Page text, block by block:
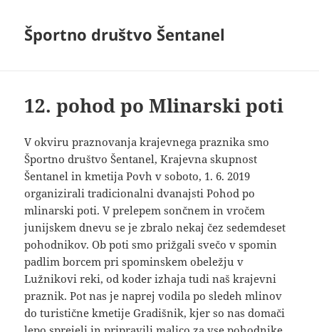
Športno društvo Šentanel
12. pohod po Mlinarski poti
V okviru praznovanja krajevnega praznika smo
Športno društvo Šentanel, Krajevna skupnost
Šentanel in kmetija Povh v soboto, 1. 6. 2019
organizirali tradicionalni dvanajsti Pohod po
mlinarski poti. V prelepem sončnem in vročem
junijskem dnevu se je zbralo nekaj čez sedemdeset
pohodnikov. Ob poti smo prižgali svečo v spomin
padlim borcem pri spominskem obeležju v
Lužnikovi reki, od koder izhaja tudi naš krajevni
praznik. Pot nas je naprej vodila po sledeh mlinov
do turistične kmetije Gradišnik, kjer so nas domači